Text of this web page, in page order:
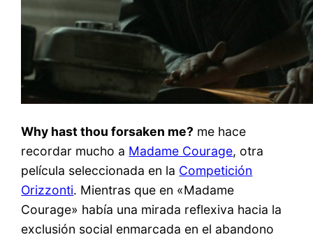
Why hast thou forsaken me? me hace
recordar mucho a Madame Courage, otra
película seleccionada en la Competición
Orizzonti. Mientras que en «Madame
Courage» había una mirada reflexiva hacia la
exclusión social enmarcada en el abandono